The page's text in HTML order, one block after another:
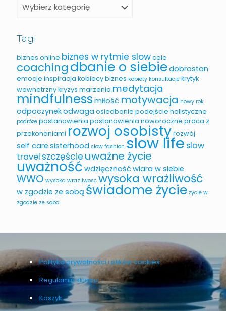
Tagi
biznes online biznes w rytmie slowcele
coaching dbanie o siebiedobrostan
emocje inspiracja kobiecy biznes kobiety konsultacje krytyk
wewnetrznykryzys marzenia medytacja
mindfulness miłość motywacja nowy rok
odpoczynekodwaga osiedbanie podejście holistyczne
podróże postanowienia postanowienia noworoczne praca z
przekonaniami rozwoj osobistyrozwój
self care sisterhood slow fashion slow life slow
travel szczęście uważne życie
uważność wdzięczność wiara w siebie
WWO wysoka wrazliwosc wysoka wrażliwość
w zgodzie ze sobą świadome życie życie w
zgodzie ze soba
Polityka prywatności i plików cookies
Regulamin sklepu
Koszyk